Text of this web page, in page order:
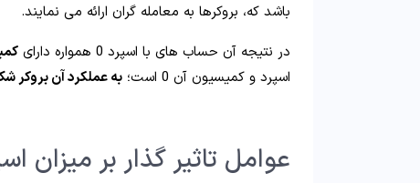
باشد که، بروکرها به معامله گران ارائه می نمایند.
در نتیجه آن حساب های با اسپرد 0 همواره دارای
اسپرد و کمیسیون آن 0 است؛
به عملکرد آن بروکر
عوامل تاثیر گذار بر میزان